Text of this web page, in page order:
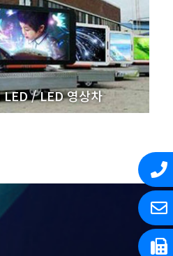
LED / LED 영상차